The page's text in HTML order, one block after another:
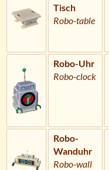
Tisch
Robo-table
Robo-Uhr
Robo-clock
Robo-
Wanduhr
Robo-wall